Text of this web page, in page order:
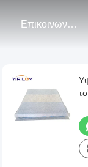
Επικοινωνήστε Μαζί Μας